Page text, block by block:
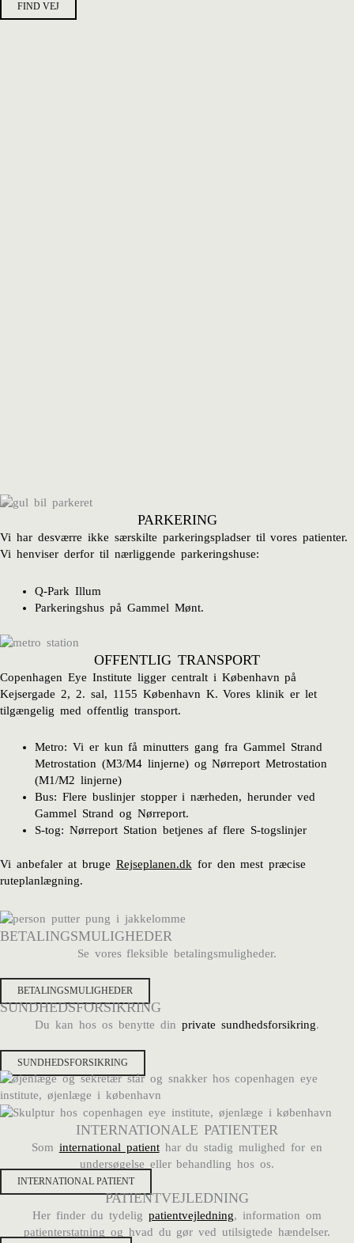
FIND VEJ
PARKERING
Vi har desværre ikke særskilte parkeringspladser til vores patienter.
Vi henviser derfor til nærliggende parkeringshuse:
Q-Park Illum
Parkeringshus på Gammel Mønt.
OFFENTLIG TRANSPORT
Copenhagen Eye Institute ligger centralt i København på
Kejsergade 2, 2. sal, 1155 København K. Vores klinik er let
tilgængelig med offentlig transport.
Metro: Vi er kun få minutters gang fra Gammel Strand
Metrostation (M3/M4 linjerne) og Nørreport Metrostation
(M1/M2 linjerne)
Bus: Flere buslinjer stopper i nærheden, herunder ved
Gammel Strand og Nørreport.
S-tog: Nørreport Station betjenes af flere S-togslinjer
Vi anbefaler at bruge Rejseplanen.dk for den mest præcise
ruteplanlægning.
BETALINGSMULIGHEDER
Se vores fleksible betalingsmuligheder.
BETALINGSMULIGHEDER
SUNDHEDSFORSIKRING
Du kan hos os benytte din private sundhedsforsikring.
SUNDHEDSFORSIKRING
INTERNATIONALE PATIENTER
Som international patienthar du stadig mulighed for en
undersøgelse eller behandling hos os.
INTERNATIONAL PATIENT
PATIENTVEJLEDNING
Her finder du tydelig patientvejledning, information om
patienterstatning og hvad du gør ved utilsigtede hændelser.